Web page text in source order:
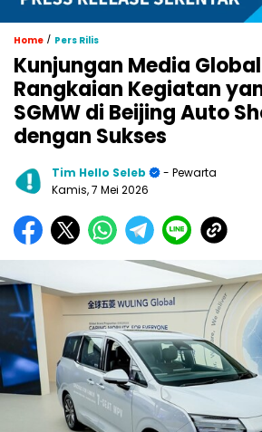
Home / Pers Rilis
Kunjungan Media
Rangkaian Kegiatan
SGMW di Beijing Auto
dengan Sukses
Tim Hello Seleb
- Pewarta
Kamis, 7 Mei 2026